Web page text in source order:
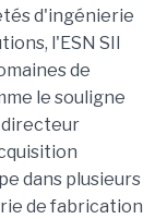
d'ingénierie
l'ESN SII
de
le souligne
directeur
dans plusieurs
de fabrication